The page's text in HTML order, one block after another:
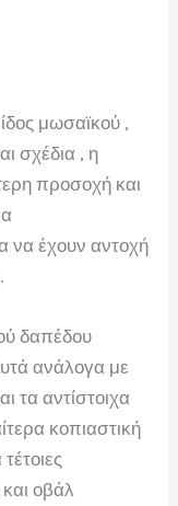
μωσαϊκού ,
σχέδια , η
προσοχή και
να έχουν αντοχή
δαπέδου
ανάλογα με
τα αντίστοιχα
κοπιαστική
οβάλ